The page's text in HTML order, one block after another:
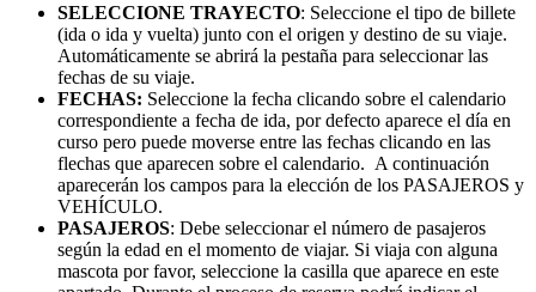
SELECCIONE TRAYECTO: Seleccione el tipo de billete
(ida o ida y vuelta) junto con el origen y destino de su viaje.
Automáticamente se abrirá la pestaña para seleccionar las
fechas de su viaje.
FECHAS: Seleccione la fecha clicando sobre el calendario
correspondiente a fecha de ida, por defecto aparece el día en
curso pero puede moverse entre las fechas clicando en las
flechas que aparecen sobre el calendario. A continuación
aparecerán los campos para la elección de los PASAJEROS y
VEHÍCULO.
PASAJEROS: Debe seleccionar el número de pasajeros
según la edad en el momento de viajar. Si viaja con alguna
mascota por favor, seleccione la casilla que aparece en este